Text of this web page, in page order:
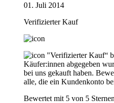
01. Juli 2014
Verifizierter Kauf
"Verifizierter Kauf“
Käufer:innen abgegeben
bei uns gekauft haben.
alle, die ein Kundenkonto
Bewertet mit 5 von 5